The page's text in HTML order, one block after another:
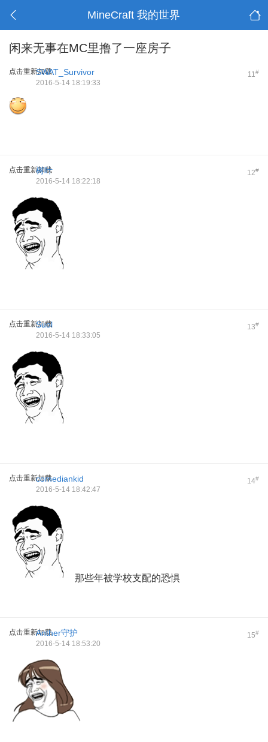
MineCraft 我的世界
闲来无事在MC里撸了一座房子
点击重新加载 11#
SWAT_Survivor
2016-5-14 18:19:33
点击重新加载 12#
树叶
2016-5-14 18:22:18
点击重新加载 13#
Suol
2016-5-14 18:33:05
点击重新加载 14#
comediankid
2016-5-14 18:42:47
那些年被学校支配的恐惧
点击重新加载 15#
Anther守护
2016-5-14 18:53:20